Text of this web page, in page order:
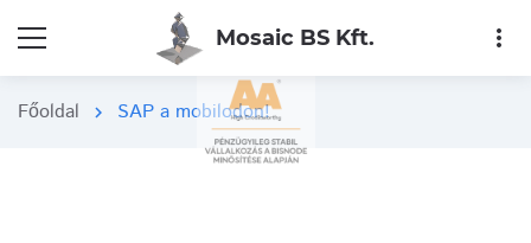
Mosaic BS Kft. more_vert
Főoldal chevron_right SAP a mobilodon!